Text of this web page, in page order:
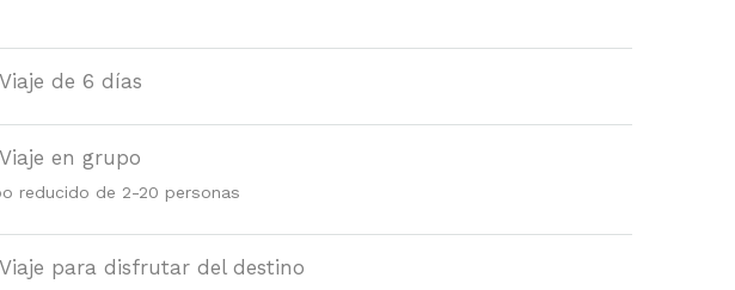
de 6 días
en grupo
reducido de 2-20 personas
para disfrutar del destino